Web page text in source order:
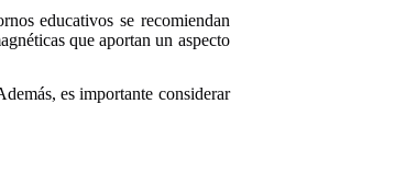
educativos se recomiendan
que aportan un aspecto
es importante considerar